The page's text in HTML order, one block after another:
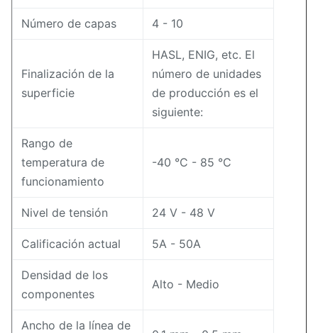
Número de capas 4 - 10
Finalización de la
superficie
HASL, ENIG, etc. El
número de unidades
de producción es el
siguiente:
Rango de
temperatura de
funcionamiento
-40 °C - 85 °C
Nivel de tensión 24 V - 48 V
Calificación actual 5A - 50A
Densidad de los
componentes
Alto - Medio
Ancho de la línea de